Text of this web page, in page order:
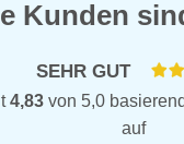
Kunden
SEHR GUT
4,83 von 5,0
auf